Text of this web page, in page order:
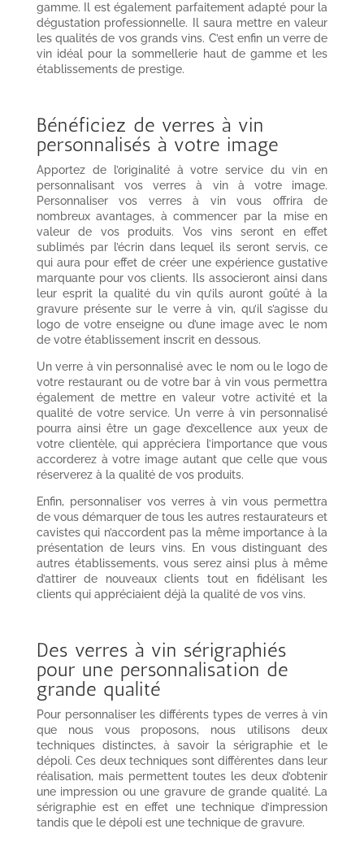
gamme. Il est également parfaitement adapté pour la
dégustation professionnelle. Il saura mettre en valeur
les qualités de vos grands vins. C’est enfin un verre de
vin idéal pour la sommellerie haut de gamme et les
établissements de prestige.
Bénéficiez de verres à vin
personnalisés à votre image
Apportez de l’originalité à votre service du vin en
personnalisant vos verres à vin à votre image.
Personnaliser vos verres à vin vous offrira de
nombreux avantages, à commencer par la mise en
valeur de vos produits. Vos vins seront en effet
sublimés par l’écrin dans lequel ils seront servis, ce
qui aura pour effet de créer une expérience gustative
marquante pour vos clients. Ils associeront ainsi dans
leur esprit la qualité du vin qu’ils auront goûté à la
gravure présente sur le verre à vin, qu’il s’agisse du
logo de votre enseigne ou d’une image avec le nom
de votre établissement inscrit en dessous.
Un verre à vin personnalisé avec le nom ou le logo de
votre restaurant ou de votre bar à vin vous permettra
également de mettre en valeur votre activité et la
qualité de votre service. Un verre à vin personnalisé
pourra ainsi être un gage d’excellence aux yeux de
votre clientèle, qui appréciera l’importance que vous
accorderez à votre image autant que celle que vous
réserverez à la qualité de vos produits.
Enfin, personnaliser vos verres à vin vous permettra
de vous démarquer de tous les autres restaurateurs et
cavistes qui n’accordent pas la même importance à la
présentation de leurs vins. En vous distinguant des
autres établissements, vous serez ainsi plus à même
d’attirer de nouveaux clients tout en fidélisant les
clients qui appréciaient déjà la qualité de vos vins.
Des verres à vin sérigraphiés
pour une personnalisation de
grande qualité
Pour personnaliser les différents types de verres à vin
que nous vous proposons, nous utilisons deux
techniques distinctes, à savoir la sérigraphie et le
dépoli. Ces deux techniques sont différentes dans leur
réalisation, mais permettent toutes les deux d’obtenir
une impression ou une gravure de grande qualité. La
sérigraphie est en effet une technique d’impression
tandis que le dépoli est une technique de gravure.